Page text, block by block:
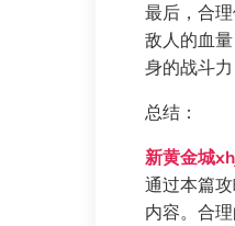
最后，合
敌人的血
身的战斗
总结：
新黄金城
通过本篇
内容。合